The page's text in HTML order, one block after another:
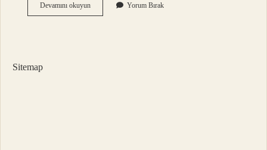
Devamını okuyunIpx3
Ne
Yorum Bırak
Sitemap